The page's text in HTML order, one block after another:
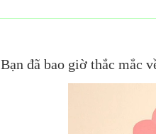
Bạn đã bao giờ thắc mắc